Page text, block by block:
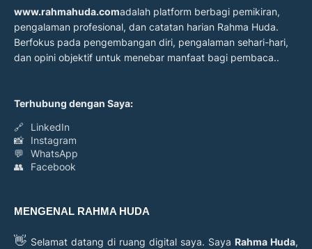
www.rahmahuda.comadalah platform berbagi pemikiran,
pengalaman profesional, dan catatan harian Rahma Huda.
Berfokus pada pengembangan diri, pengalaman sehari-hari,
dan opini objektif untuk menebar manfaat bagi pembaca..
Terhubung dengan Saya:
🔗
LinkedIn
📸
Instagram
💬
WhatsApp
👥
Facebook
MENGENAL RAHMA HUDA
👋 Selamat datang di ruang digital saya. Saya Rahma Huda,